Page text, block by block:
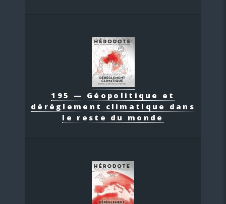
195 — Géopolitique et
dérèglement climatique dans
le reste du monde